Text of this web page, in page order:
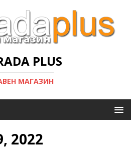
PLUS
МАГАЗИН
2022